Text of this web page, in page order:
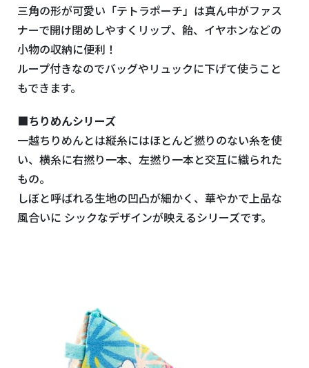
三角の形が可愛い「テトラポーチ」は真ん中がファス
ナーで開け閉めしやすくリップ、飴、イヤホンなどの
小物の収納に便利！
ループ付きなのでバッグやリュックに下げて使うこと
もできます。
■ちりめんシリーズ
一越ちりめんとは縦糸にはほとんど撚りのない糸を使
い、横糸に右撚り一本、左撚り一本と交互に織られた
もの。
しぼと呼ばれる生地の凹凸が細かく、華やかで上品な
風合いに シックなデザインが映えるシリーズです。